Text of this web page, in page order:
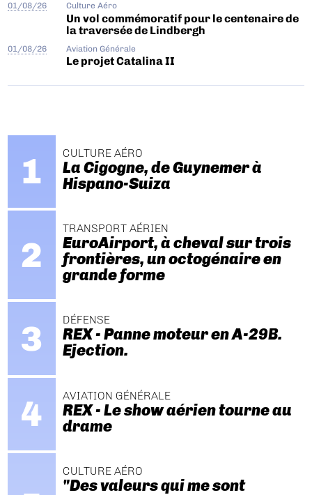
01/08/26 Culture Aéro
Un vol commémoratif pour le centenaire de
la traversée de Lindbergh
01/08/26 Aviation Générale
Le projet Catalina II
CULTURE AÉRO
La Cigogne, de Guynemer à
Hispano-Suiza
TRANSPORT AÉRIEN
EuroAirport, à cheval sur trois
frontières, un octogénaire en
grande forme
DÉFENSE
REX - Panne moteur en A-29B.
Ejection.
AVIATION GÉNÉRALE
REX - Le show aérien tourne au
drame
CULTURE AÉRO
"Des valeurs qui me sont